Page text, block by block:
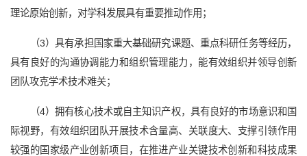
理论原始创新，对学科发展具有重要推动作用；
（3）具有承担国家重大基础研究课题、重点科研任务等经历，
具有良好的沟通协调能力和组织管理能力，能有效组织并领导创新
团队攻克学术技术难关；
（4）拥有核心技术或自主知识产权，具有良好的市场意识和国
际视野，有效组织团队开展技术含量高、关联度大、支撑引领作用
较强的国家级产业创新项目，在推进产业关键技术创新和科技成果